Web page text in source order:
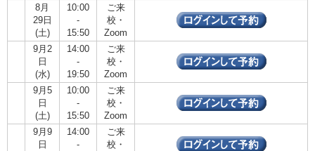
8月
29日
(土)
10:00
-
15:50
ご来
校・
Zoom
9月2
日
(水)
14:00
-
19:50
ご来
校・
Zoom
9月5
日
(土)
10:00
-
15:50
ご来
校・
Zoom
9月9
日
14:00
-
ご来
校・